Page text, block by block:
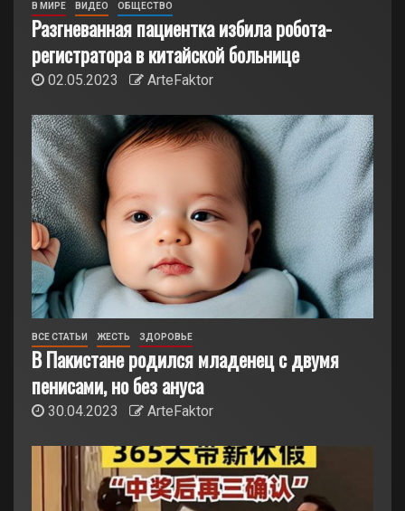
В МИРЕ ВИДЕО ОБЩЕСТВО
Разгневанная пациентка избила робота-
регистратора в китайской больнице
02.05.2023 ArteFaktor
ВСЕ СТАТЬИ ЖЕСТЬ ЗДОРОВЬЕ
В Пакистане родился младенец с двумя
пенисами, но без ануса
30.04.2023 ArteFaktor